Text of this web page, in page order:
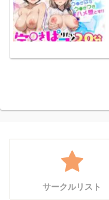
サークルリスト